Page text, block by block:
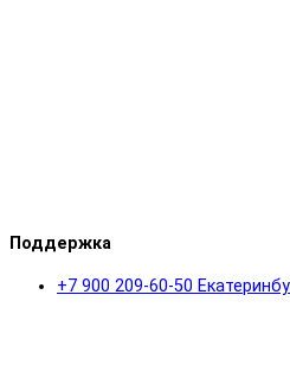
Поддержка
+7 900 209-60-50